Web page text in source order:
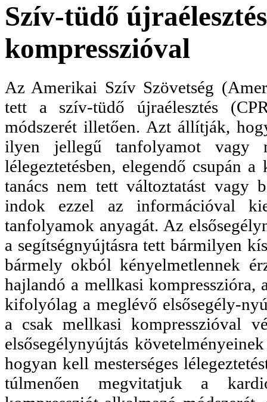
Szív-tüdő
kompresszióval
Az Amerikai Szív Szövetség
tett a szív-tüdő újraélesztés
módszerét illetően. Azt állítják,
ilyen jellegű tanfolyamot vagy
lélegeztetésben, elegendő csupán
tanács nem tett változtatást vagy
indok ezzel az információval
tanfolyamok anyagát. Az
a segítségnyújtásra tett bármilyen
bármely okból kényelmetlennek
hajlandó a mellkasi
kifolyólag a meglévő elsősegély-
a csak mellkasi kompresszióval
elsősegélynyújtás
hogyan kell mesterséges
túlmenően megvitatjuk a